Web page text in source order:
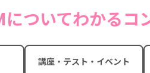
についてわかるコ
講座・テスト・イベント